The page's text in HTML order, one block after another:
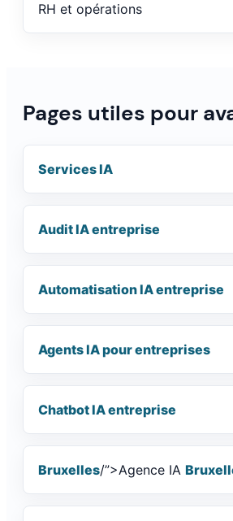
RH et opérations
Pages utiles pour
Services IA
Audit IA entreprise
Automatisation IA entreprise
Agents IA pour entreprises
Chatbot IA entreprise
Bruxelles/”>Agence IA